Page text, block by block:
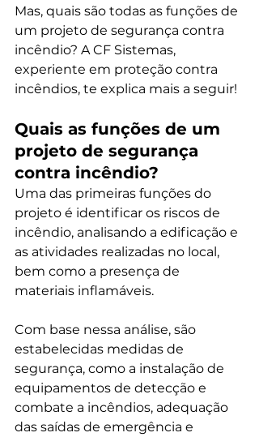
Mas, quais são todas as funções de
um projeto de segurança contra
incêndio? A CF Sistemas,
experiente em proteção contra
incêndios, te explica mais a seguir!
Quais as funções de um
projeto de segurança
contra incêndio?
Uma das primeiras funções do
projeto é identificar os riscos de
incêndio, analisando a edificação e
as atividades realizadas no local,
bem como a presença de
materiais inflamáveis.
Com base nessa análise, são
estabelecidas medidas de
segurança, como a instalação de
equipamentos de detecção e
combate a incêndios, adequação
das saídas de emergência e